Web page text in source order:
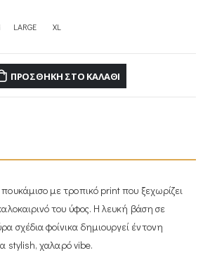
LARGE XL
ΠΡΟΣΘΉΚΗ ΣΤΟ ΚΑΛΆΘΙ
με τροπικό print που ξεχωρίζει
του ύφος. Η λευκή βάση σε
σχέδια φοίνικα δημιουργεί έντονη
stylish, χαλαρό vibe.